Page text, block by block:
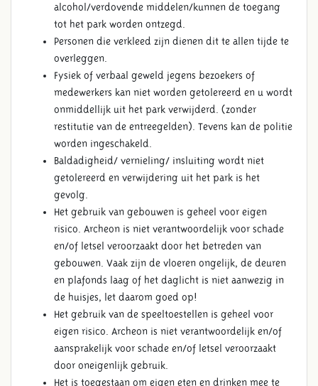
alcohol/verdovende middelen/kunnen de toegang
tot het park worden ontzegd.
Personen die verkleed zijn dienen dit te allen tijde te
overleggen.
Fysiek of verbaal geweld jegens bezoekers of
medewerkers kan niet worden getolereerd en u wordt
onmiddellijk uit het park verwijderd. (zonder
restitutie van de entreegelden). Tevens kan de politie
worden ingeschakeld.
Baldadigheid/ vernieling/ insluiting wordt niet
getolereerd en verwijdering uit het park is het
gevolg.
Het gebruik van gebouwen is geheel voor eigen
risico. Archeon is niet verantwoordelijk voor schade
en/of letsel veroorzaakt door het betreden van
gebouwen. Vaak zijn de vloeren ongelijk, de deuren
en plafonds laag of het daglicht is niet aanwezig in
de huisjes, let daarom goed op!
Het gebruik van de speeltoestellen is geheel voor
eigen risico. Archeon is niet verantwoordelijk en/of
aansprakelijk voor schade en/of letsel veroorzaakt
door oneigenlijk gebruik.
Het is toegestaan om eigen eten en drinken mee te